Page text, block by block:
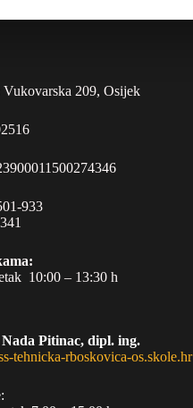
Vukovarska 209, Osijek
933
10:00 – 13:30 h
Pitinac, dipl. ing.
tehnicka-rboskovica-os.skole.hr